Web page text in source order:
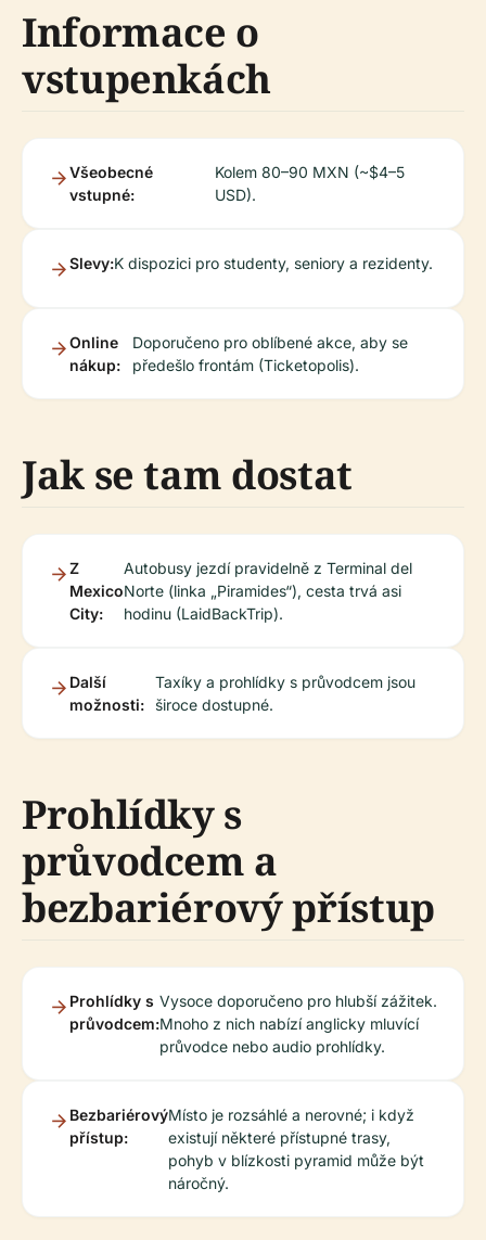
Informace o
vstupenkách
Všeobecné
vstupné:
Kolem 80–90 MXN (~$4–5
USD).
Slevy:K dispozici pro studenty, seniory a rezidenty.
Online
nákup:
Doporučeno pro oblíbené akce, aby se
předešlo frontám (Ticketopolis).
Jak se tam dostat
Z
Mexico
City:
Autobusy jezdí pravidelně z Terminal del
Norte (linka „Piramides“), cesta trvá asi
hodinu (LaidBackTrip).
Další
možnosti:
Taxíky a prohlídky s průvodcem jsou
široce dostupné.
Prohlídky s
průvodcem a
bezbariérový přístup
Prohlídky s
průvodcem:
Vysoce doporučeno pro hlubší zážitek.
Mnoho z nich nabízí anglicky mluvící
průvodce nebo audio prohlídky.
Bezbariérový
přístup:
Místo je rozsáhlé a nerovné; i když
existují některé přístupné trasy,
pohyb v blízkosti pyramid může být
náročný.